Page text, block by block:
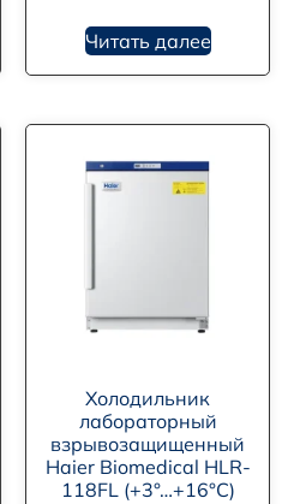
Читать далее
Холодильник
лабораторный
взрывозащищенный
Haier Biomedical HLR-
118FL (+3°…+16°C)